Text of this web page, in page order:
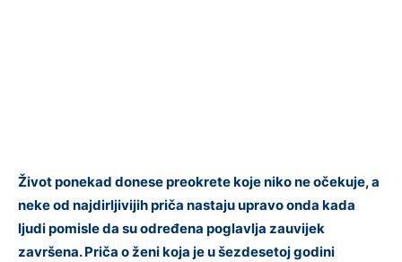
Život ponekad donese preokrete koje niko ne očekuje, a
neke od najdirljivijih priča nastaju upravo onda kada
ljudi pomisle da su određena poglavlja zauvijek
završena. Priča o ženi koja je u šezdesetoj godini